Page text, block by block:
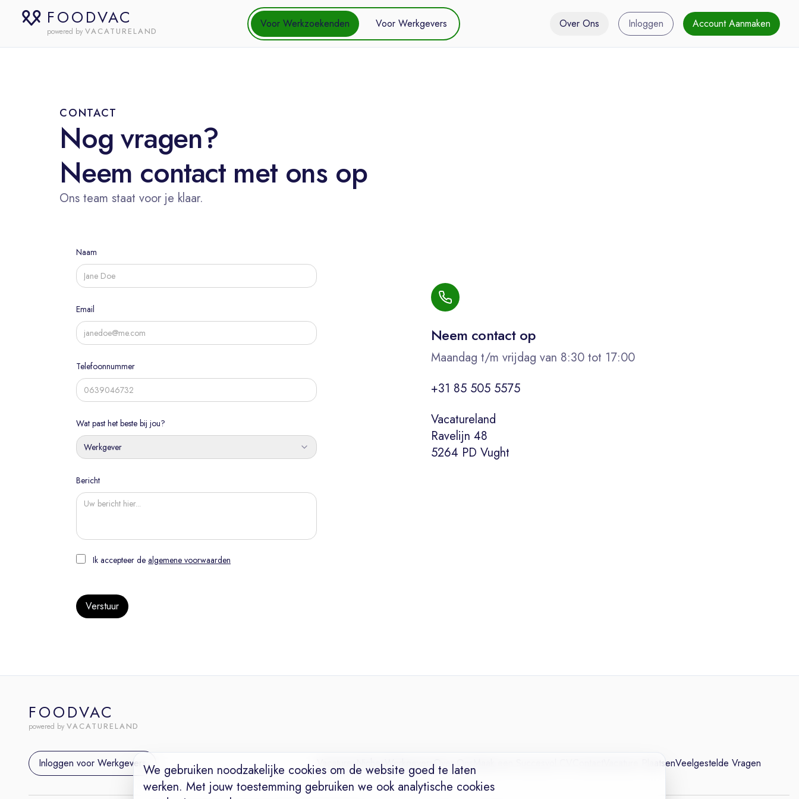
FOODVAC
powered by VACATURELAND
Voor Werkzoekenden Voor Werkgevers Over Ons Inloggen Account Aanmaken
CONTACT
Nog vragen?
Neem contact met ons op
Ons team staat voor je klaar.
Naam
Email
Telefoonnummer
Wat past het beste bij jou?
Werkgever
Bericht
Ik accepteer de algemene voorwaarden
Verstuur
Neem contact op
Maandag t/m vrijdag van 8:30 tot 17:00
+31 85 505 5575
Vacatureland
Ravelijn 48
5264 PD Vught
FOODVAC
powered by VACATURELAND
Inloggen voor Werkgevers Vacatures Niches WerkgeversOver Ons Vacature PlaatsenVeelgestelde Vragen
We gebruiken noodzakelijke cookies om de website goed te laten
werken. Met jouw toestemming gebruiken we ook analytische cookies